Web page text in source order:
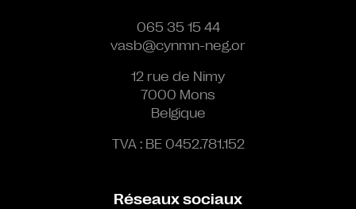
065 35 15 44
vasb@cynmn-neg.or
12 rue de Nimy
7000 Mons
Belgique
TVA : BE 0452.781.152
Réseaux sociaux